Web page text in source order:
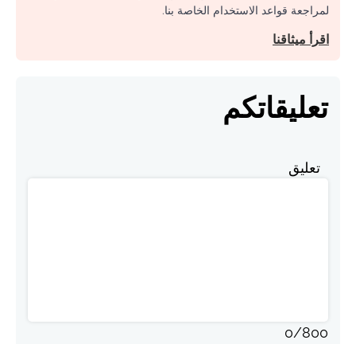
لمراجعة قواعد الاستخدام الخاصة بنا.
اقرأ ميثاقنا
تعليقاتكم
تعليق
0/800